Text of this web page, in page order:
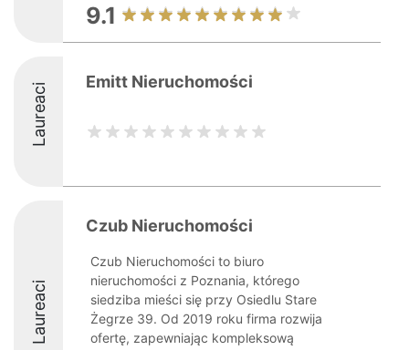
9.1
Laureaci Emitt Nieruchomości
Laureaci
Czub Nieruchomości
Czub Nieruchomości to biuro
nieruchomości z Poznania, którego
siedziba mieści się przy Osiedlu Stare
Żegrze 39. Od 2019 roku firma rozwija
ofertę, zapewniając kompleksową